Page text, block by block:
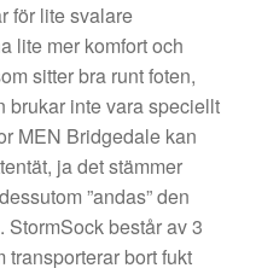
för lite svalare
lite mer komfort och
sitter bra runt foten,
brukar inte vara speciellt
MEN Bridgedale kan
ja det stämmer
”andas” den
StormSock består av 3
transporterar bort fukt